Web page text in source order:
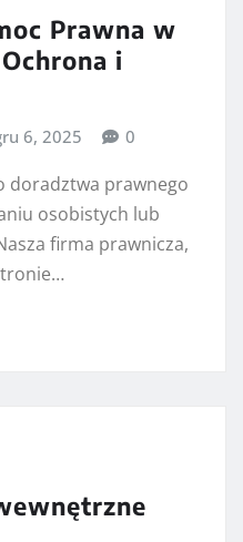
Prawna w
i
6, 2025 0
doradztwa prawnego
osobistych lub
firma prawnicza,